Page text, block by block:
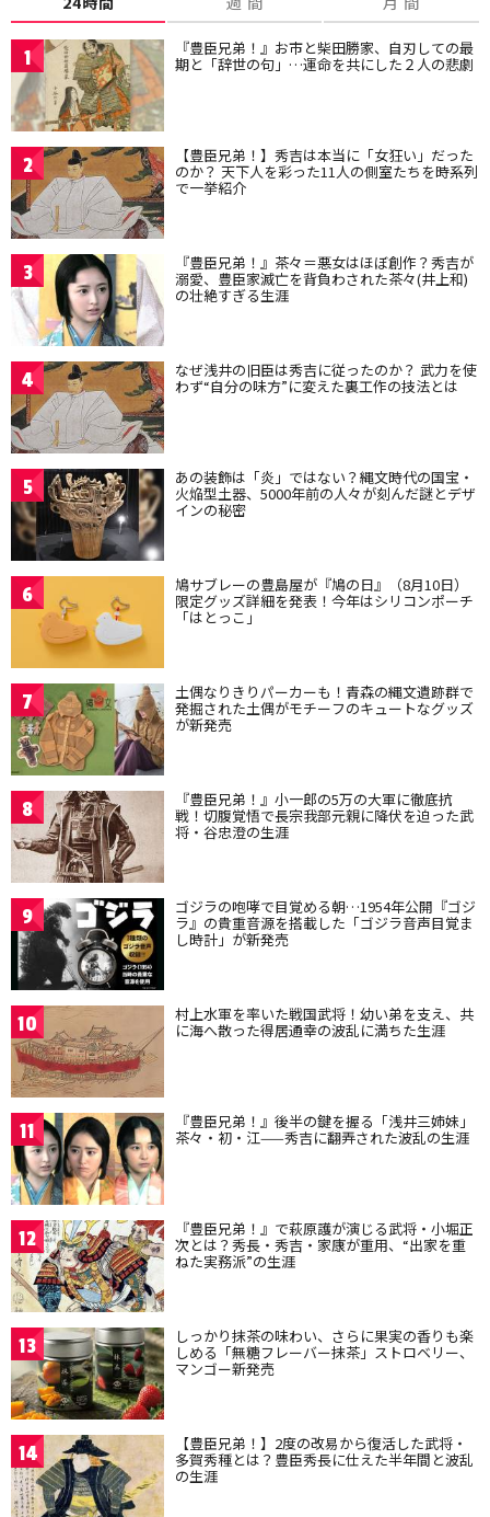
1 『豊臣兄弟！』お市と柴田勝家、自刃しての最
期と「辞世の句」…運命を共にした２人の悲劇
2 【豊臣兄弟！】秀吉は本当に「女狂い」だった
のか？ 天下人を彩った11人の側室たちを時系列
で一挙紹介
3 『豊臣兄弟！』茶々＝悪女はほぼ創作？秀吉が
溺愛、豊臣家滅亡を背負わされた茶々(井上和)
の壮絶すぎる生涯
4 なぜ浅井の旧臣は秀吉に従ったのか？ 武力を使
わず“自分の味方”に変えた裏工作の技法とは
5 あの装飾は「炎」ではない？縄文時代の国宝・
火焔型土器、5000年前の人々が刻んだ謎とデザ
インの秘密
6 鳩サブレーの豊島屋が『鳩の日』（8月10日）
限定グッズ詳細を発表！今年はシリコンポーチ
「はとっこ」
7 土偶なりきりパーカーも！青森の縄文遺跡群で
発掘された土偶がモチーフのキュートなグッズ
が新発売
8 『豊臣兄弟！』小一郎の5万の大軍に徹底抗
戦！切腹覚悟で長宗我部元親に降伏を迫った武
将・谷忠澄の生涯
9 ゴジラの咆哮で目覚める朝…1954年公開『ゴジ
ラ』の貴重音源を搭載した「ゴジラ音声目覚ま
し時計」が新発売
10 村上水軍を率いた戦国武将！幼い弟を支え、共
に海へ散った得居通幸の波乱に満ちた生涯
11 『豊臣兄弟！』後半の鍵を握る「浅井三姉妹」
茶々・初・江——秀吉に翻弄された波乱の生涯
12 『豊臣兄弟！』で萩原護が演じる武将・小堀正
次とは？秀長・秀吉・家康が重用、“出家を重
ねた実務派”の生涯
13 しっかり抹茶の味わい、さらに果実の香りも楽
しめる「無糖フレーバー抹茶」ストロベリー、
マンゴー新発売
14 【豊臣兄弟！】2度の改易から復活した武将・
多賀秀種とは？豊臣秀長に仕えた半年間と波乱
の生涯